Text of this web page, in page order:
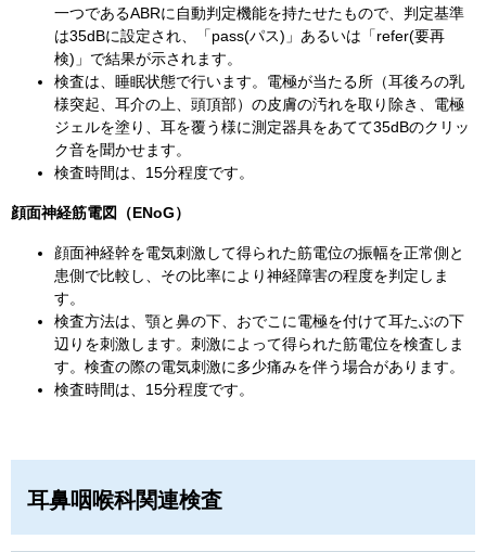
一つであるABRに自動判定機能を持たせたもので、判定基準
は35dBに設定され、「pass(パス)」あるいは「refer(要再
検)」で結果が示されます。
検査は、睡眠状態で行います。電極が当たる所（耳後ろの乳
様突起、耳介の上、頭頂部）の皮膚の汚れを取り除き、電極
ジェルを塗り、耳を覆う様に測定器具をあてて35dBのクリッ
ク音を聞かせます。
検査時間は、15分程度です。
顔面神経筋電図（ENoG）
顔面神経幹を電気刺激して得られた筋電位の振幅を正常側と
患側で比較し、その比率により神経障害の程度を判定しま
す。
検査方法は、顎と鼻の下、おでこに電極を付けて耳たぶの下
辺りを刺激します。刺激によって得られた筋電位を検査しま
す。検査の際の電気刺激に多少痛みを伴う場合があります。
検査時間は、15分程度です。
耳鼻咽喉科関連検査